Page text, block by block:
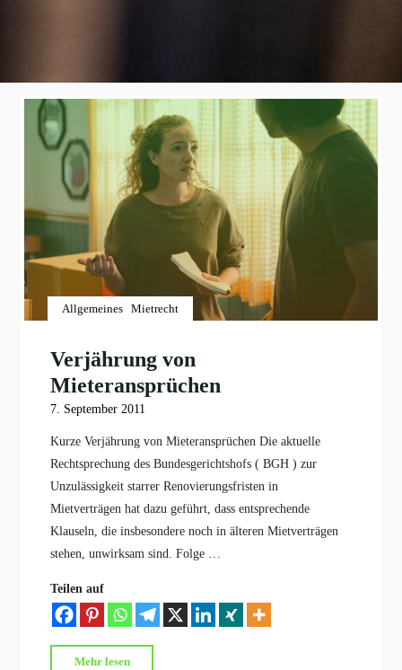
Allgemeines Mietrecht
Verjährung von
Mieteransprüchen
7. September 2011
Kurze Verjährung von Mieteransprüchen Die aktuelle
Rechtsprechung des Bundesgerichtshofs ( BGH ) zur
Unzulässigkeit starrer Renovierungsfristen in
Mietverträgen hat dazu geführt, dass entsprechende
Klauseln, die insbesondere noch in älteren Mietverträgen
stehen, unwirksam sind. Folge …
Teilen auf
Mehr lesen